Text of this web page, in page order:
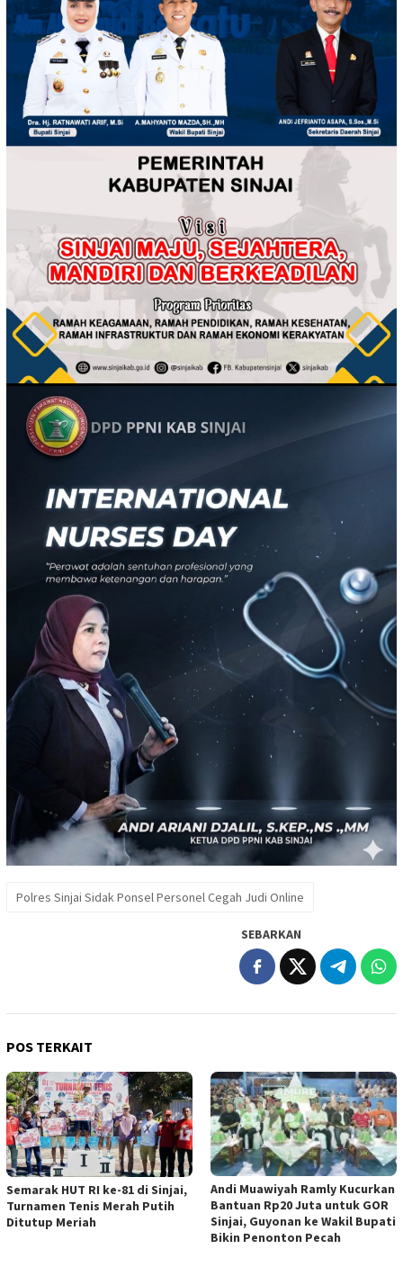
Polres Sinjai Sidak Ponsel Personel Cegah Judi Online
SEBARKAN
POS TERKAIT
Semarak HUT RI ke-81 di Sinjai,
Turnamen Tenis Merah Putih
Ditutup Meriah
Andi Muawiyah Ramly Kucurkan
Bantuan Rp20 Juta untuk GOR
Sinjai, Guyonan ke Wakil Bupati
Bikin Penonton Pecah